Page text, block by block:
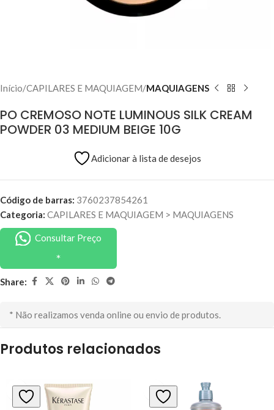
Início CAPILARES E MAQUIAGEM MAQUIAGENS
PO CREMOSO NOTE LUMINOUS SILK CREAM
POWDER 03 MEDIUM BEIGE 10G
Adicionar à lista de desejos
Código de barras: 3760237854261
Categoria: CAPILARES E MAQUIAGEM > MAQUIAGENS
Consultar Preço
Share:
* Não realizamos venda online ou envio de produtos.
Produtos relacionados